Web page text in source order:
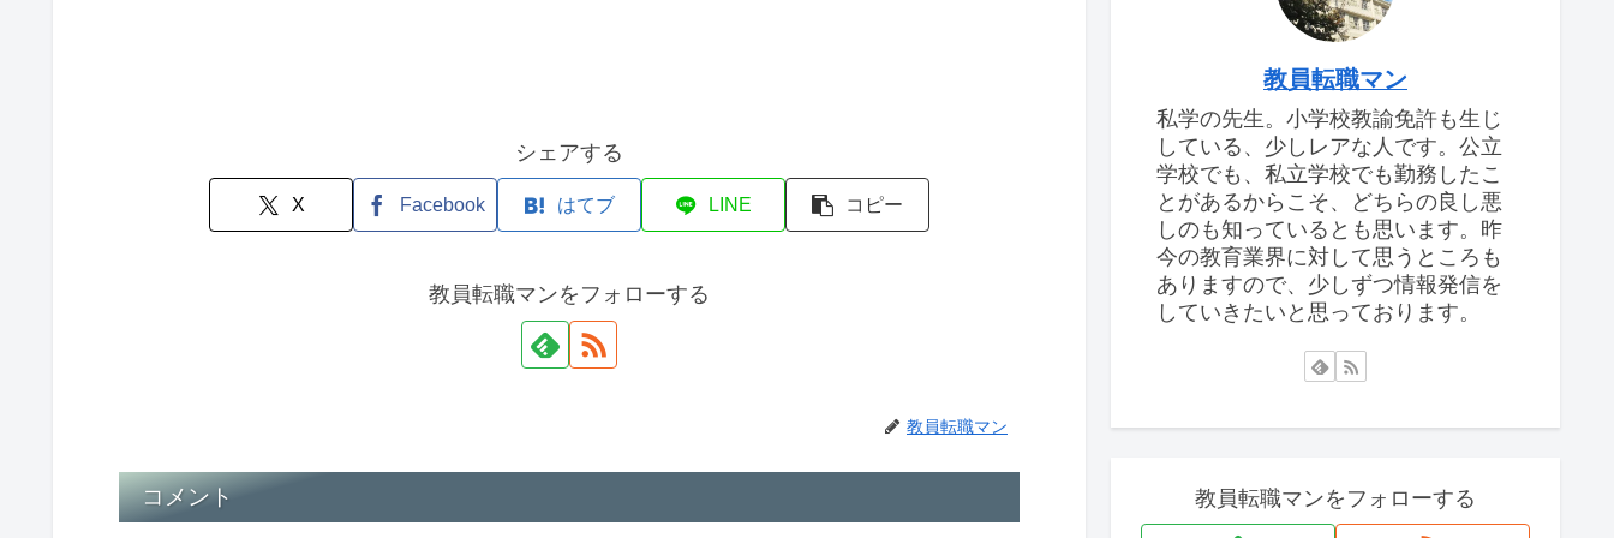
シェアする
X Facebook はてブ LINE コピー
教員転職マンをフォローする
教員転職マン
コメント
教員転職マン
私学の先生。小学校教諭免許も生じ
している、少しレアな人です。公立
学校でも、私立学校でも勤務したこ
とがあるからこそ、どちらの良し悪
しのも知っているとも思います。昨
今の教育業界に対して思うところも
ありますので、少しずつ情報発信を
していきたいと思っております。
教員転職マンをフォローする